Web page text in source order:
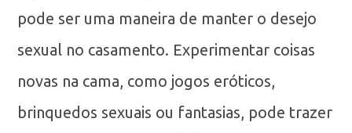
pode ser uma maneira de manter o desejo
sexual no casamento. Experimentar coisas
novas na cama, como jogos eróticos,
brinquedos sexuais ou fantasias, pode trazer